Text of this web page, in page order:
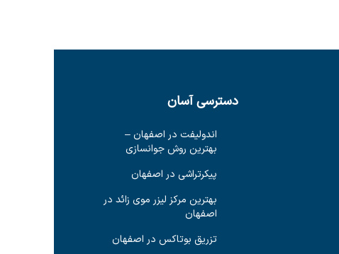
دسترسی آسان
اندولیفت در اصفهان –
بهترین روش جوانسازی
پیکرتراشی در اصفهان
بهترین مرکز لیزر موی زائد در
اصفهان
تزریق بوتاکس در اصفهان